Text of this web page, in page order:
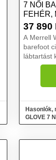
7 NŐI
FEHÉR,
37 890
A Merrell
barefoot
lábtartást
vékony
EcoStep
Hasonlók,
GLOVE 7
méret 38.5